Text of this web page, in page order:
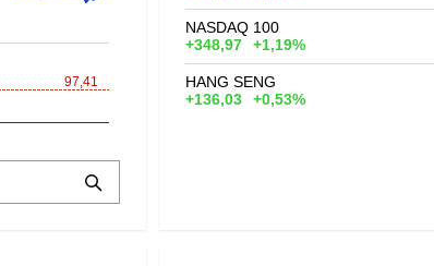
97,41
NASDAQ 100
+348,97
+1,19%
HANG SENG
+136,03
+0,53%